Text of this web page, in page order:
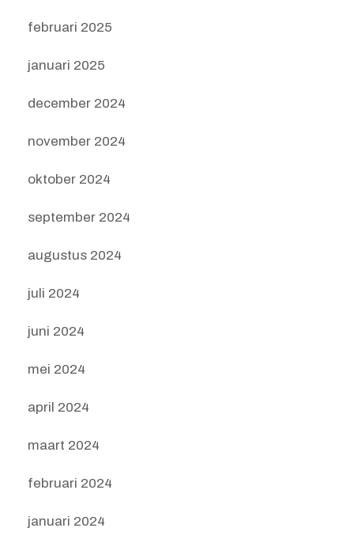
februari 2025
januari 2025
december 2024
november 2024
oktober 2024
september 2024
augustus 2024
juli 2024
juni 2024
mei 2024
april 2024
maart 2024
februari 2024
januari 2024